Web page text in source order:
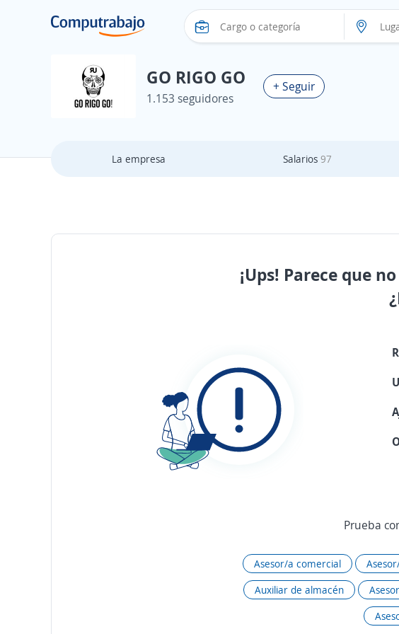
GO RIGO GO
1.153 seguidores
+ Seguir
La empresa Salarios 97
¡Ups! Parece que
Prueba
Asesor/a comercial
Auxiliar de almacén